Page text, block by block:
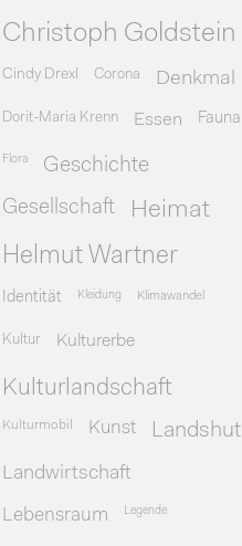
Christoph Goldstein
Cindy Drexl Corona Denkmal
Dorit-Maria Krenn Essen Fauna
Flora Geschichte
Gesellschaft
Heimat
Helmut Wartner
Identität Kleidung Klimawandel
Kultur Kulturerbe
Kulturlandschaft
Kulturmobil Kunst Landshut
Landwirtschaft
Lebensraum Legende